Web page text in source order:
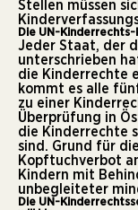
Stellen müssen
Die UN-
Jeder Staat, der
unterschrieben
die Kinderrechte
kommt es alle
zu einer
Überprüfung in
die Kinderrechte
sind. Grund für
Kopftuchverbot
Kindern mit
unbegleiteter
Die UN-